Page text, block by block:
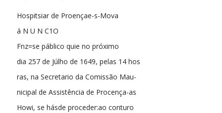
Hospitsiar de Proençae-s-Mova
á N U N C1O
Fnz=se páblico quie no próximo
dia 257 de Júlho de 1649, pelas 14 hos
ras, na Secretario da Comissão Mau-
nicipal de Assistência de Procença-as
Howi, se hásde proceder:ao conturo